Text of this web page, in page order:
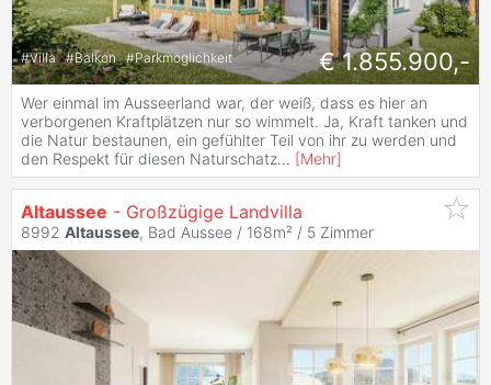
#Villa #Balkon #Parkmöglichkeit € 1.855.900,-
Wer einmal im Ausseerland war, der weiß, dass es hier an
verborgenen Kraftplätzen nur so wimmelt. Ja, Kraft tanken und
die Natur bestaunen, ein gefühlter Teil von ihr zu werden und
den Respekt für diesen Naturschatz... [Mehr]
Altaussee - Großzügige Landvilla
8992 Altaussee, Bad Aussee / 168m² / 5 Zimmer